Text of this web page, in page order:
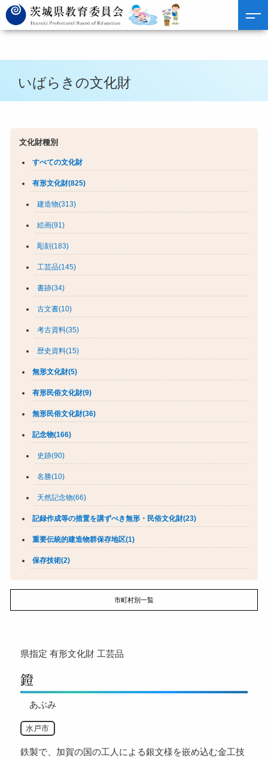
いばらきの文化財
文化財種別
すべての文化財
有形文化財(825)
建造物(313)
絵画(91)
彫刻(183)
工芸品(145)
書跡(34)
古文書(10)
考古資料(35)
歴史資料(15)
無形文化財(5)
有形民俗文化財(9)
無形民俗文化財(36)
記念物(166)
史跡(90)
名勝(10)
天然記念物(66)
記録作成等の措置を講ずべき無形・民俗文化財(23)
重要伝統的建造物群保存地区(1)
保存技術(2)
市町村別一覧
県指定 有形文化財 工芸品
鐙
あぶみ
水戸市
鉄製で、加賀の国の工人による銀文様を嵌め込む金工技